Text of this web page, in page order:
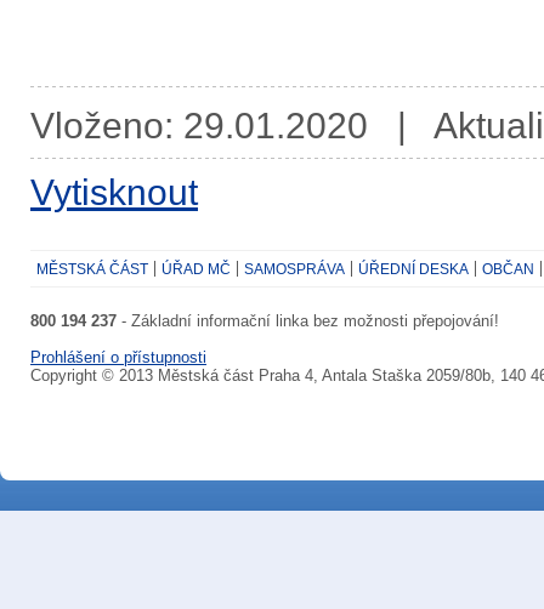
Vloženo: 29.01.2020 |
Vytisknout
MĚSTSKÁ ČÁST ÚŘAD MČ SAMOSPRÁVA ÚŘEDNÍ DESKA OBČAN
800 194 237 - Základní informační linka bez možnosti přepojování!
Prohlášení o přístupnosti
Copyright © 2013 Městská část Praha 4, Antala Staška 2059/80b, 140